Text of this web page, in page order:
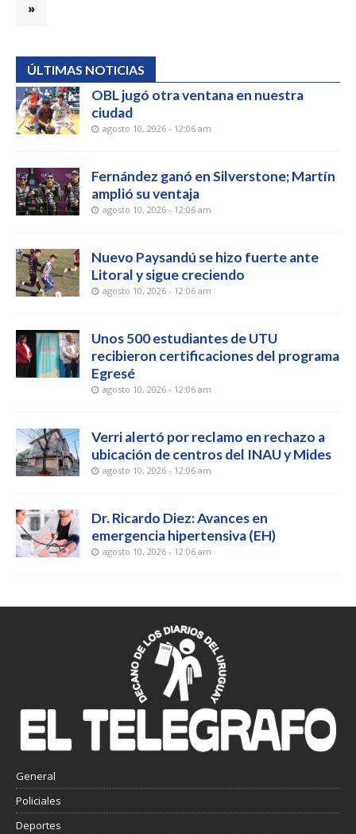
»
ÚLTIMAS NOTICIAS
OBL jugó otra ventana en nuestra
ciudad
agosto 10, 2026 - 12:06 am
Fernández ganó en Silverstone; Martín
amplió su ventaja
agosto 10, 2026 - 12:06 am
Nuevo Paysandú se hizo fuerte ante
Litoral y sigue creciendo
agosto 10, 2026 - 12:06 am
Unos 500 estudiantes de UTU
recibieron certificaciones del programa
Egresé
agosto 10, 2026 - 12:06 am
Verri alertó por reclamo en rechazo a
ubicación de centros del INAU y Mides
agosto 10, 2026 - 12:06 am
Dr. Ricardo Diez: Avances en
emergencia hipertensiva (EH)
agosto 10, 2026 - 12:06 am
General
Policiales
Deportes